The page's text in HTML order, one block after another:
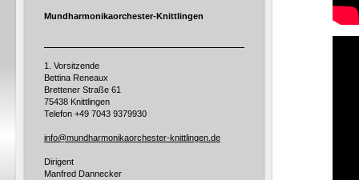
Mundharmonikaorchester-Knittlingen
1. Vorsitzende
Bettina Reneaux
Brettener Straße 61
75438 Knittlingen
Telefon +49 7043 9379930
info@mundharmonikaorchester-knittlingen.de
Dirigent
Manfred Dannecker